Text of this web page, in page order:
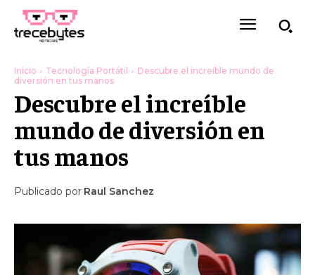
Inicio Tecnología Portátil
Descubre el increíble mundo de
diversión en tus manos
Descubre el increíble
mundo de diversión en
tus manos
Publicado por Raul Sanchez